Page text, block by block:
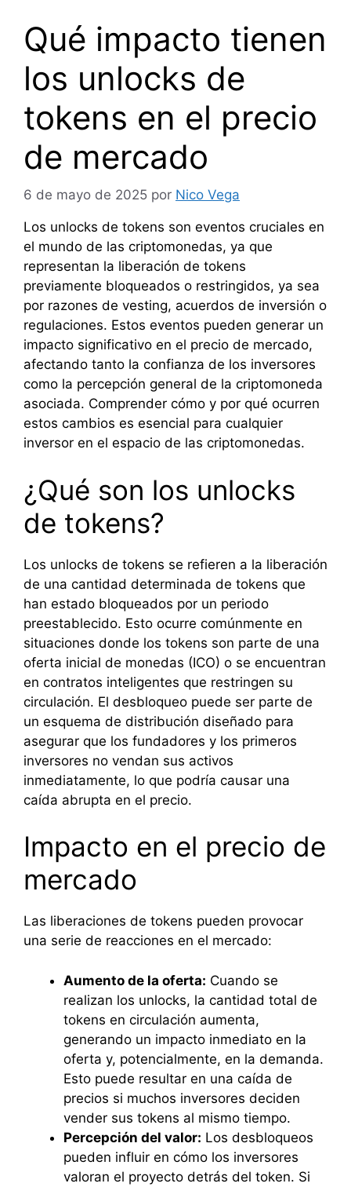
Qué impacto tienen
los unlocks de
tokens en el precio
de mercado
6 de mayo de 2025 por Nico Vega
Los unlocks de tokens son eventos cruciales en
el mundo de las criptomonedas, ya que
representan la liberación de tokens
previamente bloqueados o restringidos, ya sea
por razones de vesting, acuerdos de inversión o
regulaciones. Estos eventos pueden generar un
impacto significativo en el precio de mercado,
afectando tanto la confianza de los inversores
como la percepción general de la criptomoneda
asociada. Comprender cómo y por qué ocurren
estos cambios es esencial para cualquier
inversor en el espacio de las criptomonedas.
¿Qué son los unlocks
de tokens?
Los unlocks de tokens se refieren a la liberación
de una cantidad determinada de tokens que
han estado bloqueados por un periodo
preestablecido. Esto ocurre comúnmente en
situaciones donde los tokens son parte de una
oferta inicial de monedas (ICO) o se encuentran
en contratos inteligentes que restringen su
circulación. El desbloqueo puede ser parte de
un esquema de distribución diseñado para
asegurar que los fundadores y los primeros
inversores no vendan sus activos
inmediatamente, lo que podría causar una
caída abrupta en el precio.
Impacto en el precio de
mercado
Las liberaciones de tokens pueden provocar
una serie de reacciones en el mercado:
Aumento de la oferta: Cuando se
realizan los unlocks, la cantidad total de
tokens en circulación aumenta,
generando un impacto inmediato en la
oferta y, potencialmente, en la demanda.
Esto puede resultar en una caída de
precios si muchos inversores deciden
vender sus tokens al mismo tiempo.
Percepción del valor: Los desbloqueos
pueden influir en cómo los inversores
valoran el proyecto detrás del token. Si